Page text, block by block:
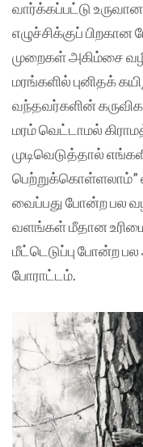
வார்க்கப்பட்டு
எழுச்சிக்குப்
முறைகள் அகிம்சை
மரங்களில் புனிதக்
வந்தவர்களின்
மரம் வெட்டாமல்
முடிவெடுத்தால்
பெற்றுக்கொள்ளலாம்”
வைப்பது போன்ற பல
வளங்கள் மீதான உரிமை,
மீட்டெடுப்பு போன்ற
போராட்டம்.